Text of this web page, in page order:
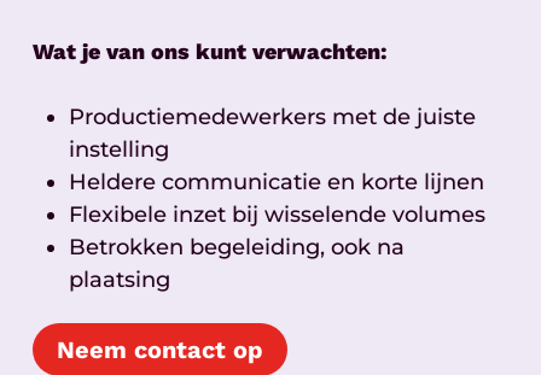
Wat je van ons kunt verwachten:
Productiemedewerkers met de juiste
instelling
Heldere communicatie en korte lijnen
Flexibele inzet bij wisselende volumes
Betrokken begeleiding, ook na
plaatsing
Neem contact op